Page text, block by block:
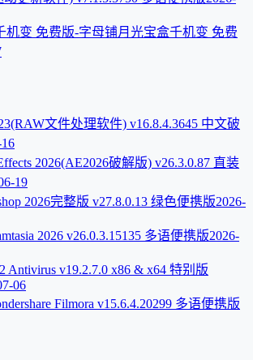
月光宝盒千机变 免费
文件处理软件) v16.8.4.3645 中文破
2026(AE2026破解版) v26.3.0.87 直装
19
2026完整版 v27.8.0.13 绿色便携版2026-
2026 v26.0.3.15135 多语便携版2026-
Antivirus v19.2.7.0 x86 & x64 特别版
06
Filmora v15.6.4.20299 多语便携版